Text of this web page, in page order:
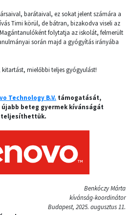
barátaival, ez sokat jelent számára a
Timi körül, de bátran, bizakodva viseli az
folytatja az iskolát, felmerült
során majd a gyógyítás irányába
mielőbbi teljes gyógyulást!
Technology B.V. támogatását,
beteg gyermek kívánságát
teljesíthettük.
Benkóczy Márta
kívánság-koordinátor
Budapest, 2025. augusztus 11.